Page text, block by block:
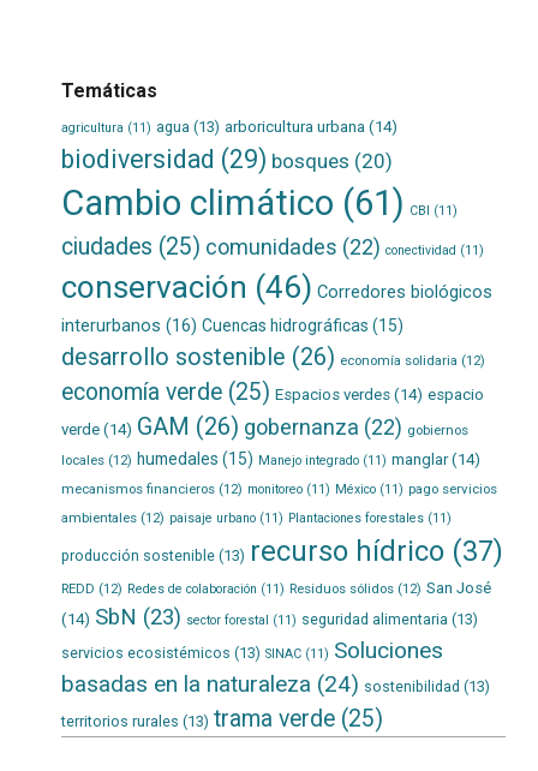
Temáticas
agricultura (11) agua (13) arboricultura urbana(14)
biodiversidad (29) bosques (20)
Cambio climático (61) CBI (11)
ciudades (25) comunidades (22) conectividad (11)
conservación (46) Corredores biológicos
interurbanos (16) Cuencas hidrográficas (15)
desarrollo sostenible (26) economía solidaria (12)
economía verde(25) Espacios verdes(14) espacio
verde(14) GAM (26) gobernanza (22) gobiernos
locales(12) humedales (15) Manejo integrado(11) manglar(14)
mecanismos financieros(12) monitoreo(11) México(11) pago servicios
ambientales(12) paisaje urbano(11) Plantaciones forestales(11)
producción sostenible(13) recurso hídrico(37)
REDD (12) Redes de colaboración (11) Residuos sólidos(12) San José
(14) SbN (23) sector forestal (11) seguridad alimentaria (13)
servicios ecosistémicos (13) SINAC(11) Soluciones
basadas en la naturaleza (24) sostenibilidad (13)
territorios rurales (13) trama verde(25)